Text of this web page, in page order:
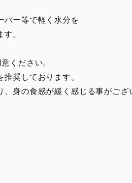
パー等で軽く水分を
。
ください。
奨しております。
身の食感が緩く感じる事がござ